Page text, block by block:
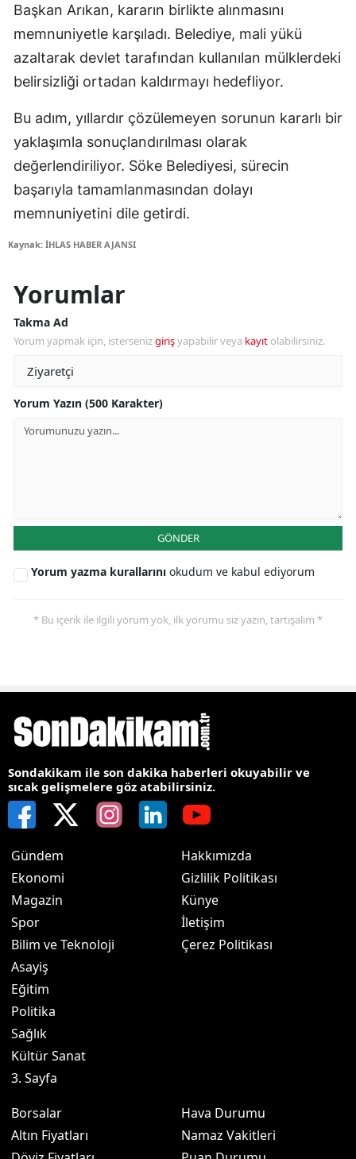
Başkan Arıkan, kararın birlikte alınmasını
memnuniyetle karşıladı. Belediye, mali yükü
azaltarak devlet tarafından kullanılan mülklerdeki
belirsizliği ortadan kaldırmayı hedefliyor.
Bu adım, yıllardır çözülemeyen sorunun kararlı bir
yaklaşımla sonuçlandırılması olarak
değerlendiriliyor. Söke Belediyesi, sürecin
başarıyla tamamlanmasından dolayı
memnuniyetini dile getirdi.
Kaynak: İHLAS HABER AJANSI
Yorumlar
Takma Ad
Yorum yapmak için, istersenizgirişyapabilir veya kayıt olabilirsiniz.
Yorum Yazın (500 Karakter)
GÖNDER
Yorum yazma kurallarını okudum ve kabul ediyorum
* Bu içerik ile ilgili yorum yok, ilk yorumu siz yazın, tartışalım *
Sondakikam ile son dakika haberleri okuyabilir ve
sıcak gelişmelere göz atabilirsiniz.
Gündem
Ekonomi
Magazin
Spor
Bilim ve Teknoloji
Asayiş
Eğitim
Politika
Sağlık
Kültür Sanat
3. Sayfa
Hakkımızda
Gizlilik Politikası
Künye
İletişim
Çerez Politikası
Borsalar
Altın Fiyatları
Hava Durumu
Namaz Vakitleri